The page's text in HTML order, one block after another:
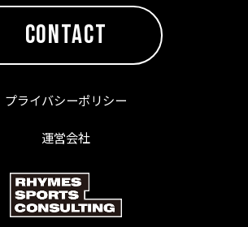
CONTACT
プライバシーポリシー
運営会社